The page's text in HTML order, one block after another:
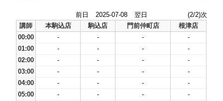
前日 2025-07-08 翌日
(2/2)次
講師
本駒込店 駒込店 門前仲町店
根津店
00:00
- - -
-
01:00
- - -
-
02:00
- - -
-
03:00
- - -
-
04:00
- - -
-
05:00
- - -
-